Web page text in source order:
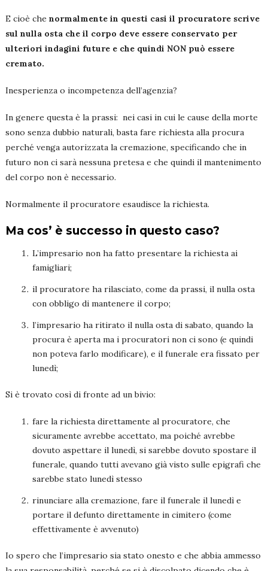
E cioè che normalmente in questi casi il procuratore scrive
sul nulla osta che il corpo deve essere conservato per
ulteriori indagini future e che quindi NON può essere
cremato.
Inesperienza o incompetenza dell’agenzia?
In genere questa è la prassi: nei casi in cui le cause della morte
sono senza dubbio naturali, basta fare richiesta alla procura
perché venga autorizzata la cremazione, specificando che in
futuro non ci sarà nessuna pretesa e che quindi il mantenimento
del corpo non è necessario.
Normalmente il procuratore esaudisce la richiesta.
Ma cos’ è successo in questo caso?
L’impresario non ha fatto presentare la richiesta ai
famigliari;
il procuratore ha rilasciato, come da prassi, il nulla osta
con obbligo di mantenere il corpo;
l’impresario ha ritirato il nulla osta di sabato, quando la
procura è aperta ma i procuratori non ci sono (e quindi
non poteva farlo modificare), e il funerale era fissato per
lunedì;
Si è trovato così di fronte ad un bivio:
fare la richiesta direttamente al procuratore, che
sicuramente avrebbe accettato, ma poiché avrebbe
dovuto aspettare il lunedì, si sarebbe dovuto spostare il
funerale, quando tutti avevano già visto sulle epigrafi che
sarebbe stato lunedì stesso
rinunciare alla cremazione, fare il funerale il lunedì e
portare il defunto direttamente in cimitero (come
effettivamente è avvenuto)
Io spero che l’impresario sia stato onesto e che abbia ammesso